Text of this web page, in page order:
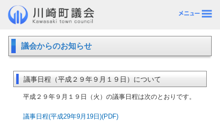
議会からのお知らせ
議事日程（平成２９年９月１９日）について
平成２９年９月１９日（火）の議事日程は次のとおりです。
議事日程(平成29年9月19日)(PDF)